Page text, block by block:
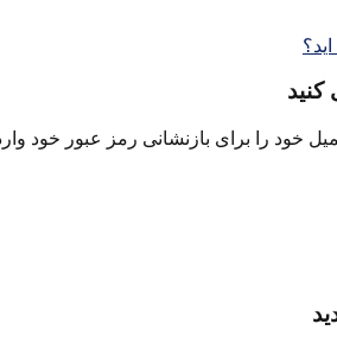
کنید
خود را برای بازنشانی رمز عبور خود